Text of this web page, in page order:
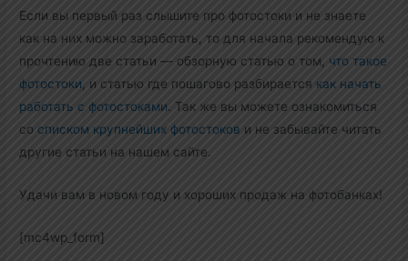
Если вы первый раз слышите про фотостоки и не знаете
как на них можно заработать, то для начала рекомендую к
прочтению две статьи — обзорную статью о том, что такое
фотостоки, и статью где пошагово разбирается как начать
работать с фотостоками. Так же вы можете ознакомиться
сосписком крупнейших фотостоков и не забывайте читать
другие статьи на нашем сайте.
Удачи вам в новом году и хороших продаж на фотобанках!
[mc4wp_form]